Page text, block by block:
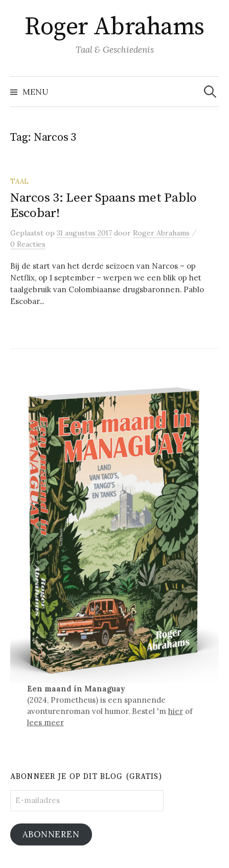
inhoud
springen
Roger Abrahams
Taal & Geschiedenis
MENU
Zoeken
naar:
Tag: Narcos 3
TAAL
Narcos 3: Leer Spaans met Pablo
Escobar!
Geplaatst op 31 augustus 2017 door Roger Abrahams /
0 Reacties
Bij de start van het derde seizoen van Narcos – op
Netflix, op 1 september – werpen we een blik op het
taalgebruik van Colombiaanse drugsbaronnen. Pablo
Escobar...
Een maand in Managuay
(2024, Prometheus) is een spannende
avonturenroman vol humor. Bestel 'm hierof
lees meer
ABONNEER JE OP DIT BLOG (GRATIS)
mailadres
ABONNEREN